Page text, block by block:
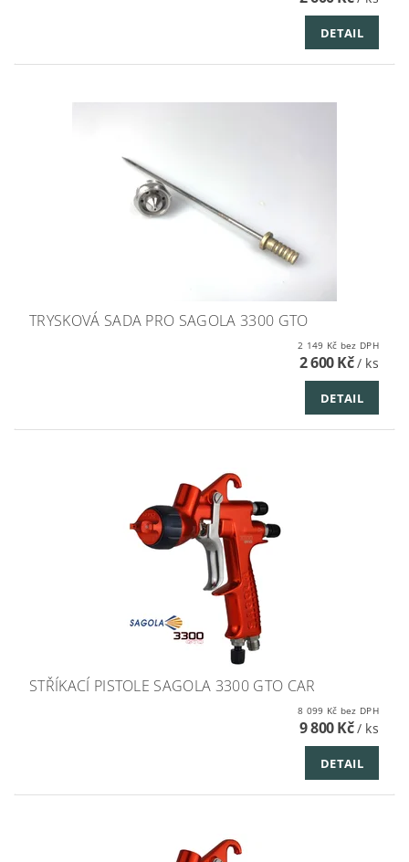
DETAIL
TRYSKOVÁ SADA PRO SAGOLA 3300 GTO
2 149 Kč bez DPH
2 600 Kč/ ks
DETAIL
STŘÍKACÍ PISTOLE SAGOLA 3300 GTO CAR
8 099 Kč bez DPH
9 800 Kč/ ks
DETAIL